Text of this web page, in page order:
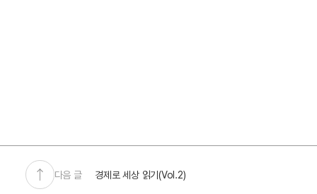
다음 글 경제로 세상 읽기(Vol.2)